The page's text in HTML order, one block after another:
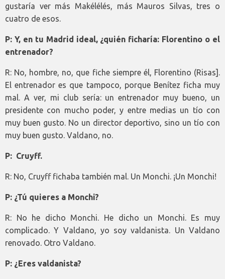
gustaría ver más Makélélés, más Mauros Silvas, tres o
cuatro de esos.
P: Y, en tu Madrid ideal, ¿quién ficharía: Florentino o el
entrenador?
R: No, hombre, no, que fiche siempre él, Florentino (Risas].
El entrenador es que tampoco, porque Benítez ficha muy
mal. A ver, mi club sería: un entrenador muy bueno, un
presidente con mucho poder, y entre medias un tío con
muy buen gusto. No un director deportivo, sino un tío con
muy buen gusto. Valdano, no.
P: Cruyff.
R: No, Cruyff fichaba también mal. Un Monchi. ¡Un Monchi!
P: ¿Tú quieres a Monchi?
R: No he dicho Monchi. He dicho un Monchi. Es muy
complicado. Y Valdano, yo soy valdanista. Un Valdano
renovado. Otro Valdano.
P: ¿Eres valdanista?